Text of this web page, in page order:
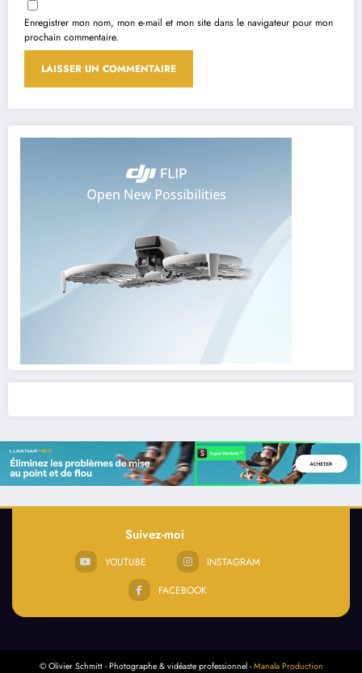
Enregistrer mon nom, mon e-mail et mon site dans le navigateur pour mon
prochain commentaire.
Suivez-moi
YOUTUBE
INSTAGRAM
FACEBOOK
© Olivier Schmitt - Photographe & vidéaste professionnel -Manala Production